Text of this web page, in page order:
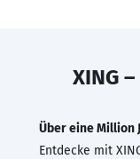
XING
Über eine Million
Entdecke mit